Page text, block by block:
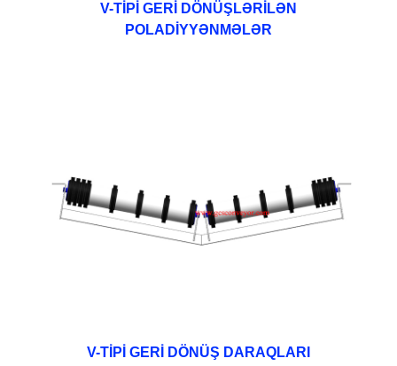
V-TİPİ GERİ DÖNÜŞLƏRİLƏN
POLADİYYƏNMƏLƏR
V-TİPİ GERİ DÖNÜŞ DARAQLARI